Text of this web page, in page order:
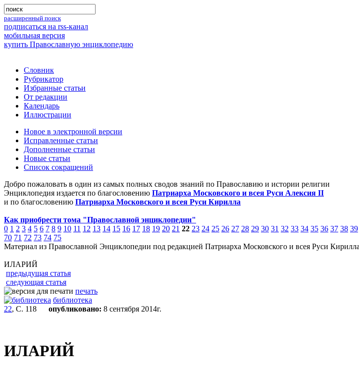
расширенный поиск
подписаться на rss-канал
мобильная версия
купить Православную энциклопедию
Словник
Рубрикатор
Избранные статьи
От редакции
Календарь
Иллюстрации
Новое в электронной версии
Исправленные статьи
Дополненные статьи
Новые статьи
Список сокращений
Добро пожаловать в один из самых полных сводов знаний по Православию и истории религии
Энциклопедия издается по благословению Патриарха Московского и всея Руси Алексия II
и по благословению Патриарха Московского и всея Руси Кирилла
Как приобрести тома "Православной энциклопедии"
0 1 2 3 4 5 6 7 8 9 10 11 12 13 14 15 16 17 18 19 20 21 22 23 24 25 26 27 28 29 30 31 32 33 34 35 36 37 38 39
70 71 72 73 74 75
Материал из Православной Энциклопедии под редакцией Патриарха Московского и всея Руси Кирилла
ИЛАРИЙ
предыдущая статья
следующая статья
печать
библиотека
22, С. 118 опубликовано: 8 сентября 2014г.
ИЛАРИЙ